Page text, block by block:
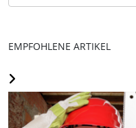
EMPFOHLENE ARTIKEL